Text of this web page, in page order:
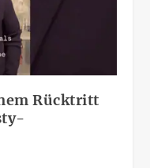
Rücktritt